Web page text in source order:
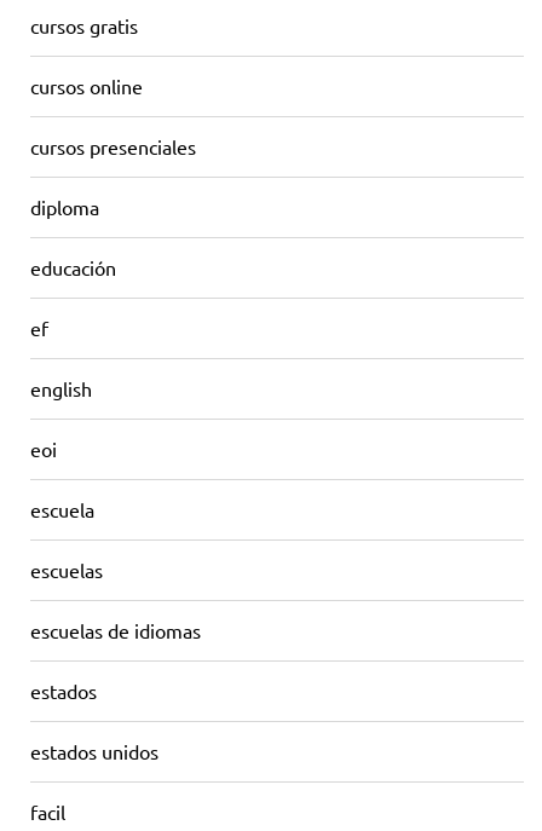
cursos gratis
cursos online
cursos presenciales
diploma
educación
ef
english
eoi
escuela
escuelas
escuelas de idiomas
estados
estados unidos
facil